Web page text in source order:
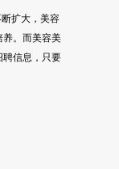
扩大，美容
养。而美容美
聘信息，只要